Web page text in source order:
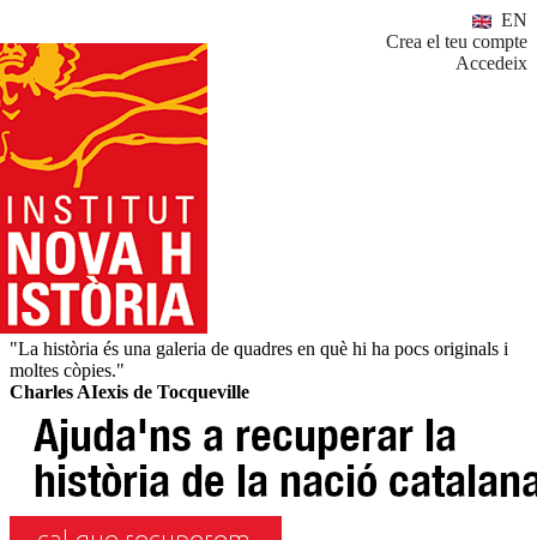
EN
Crea el teu compte
Accedeix
"La història és una galeria de quadres en què hi ha pocs originals i
moltes còpies."
Charles AIexis de Tocqueville